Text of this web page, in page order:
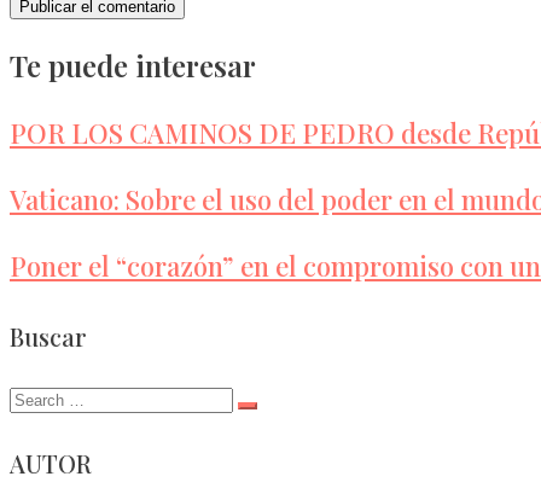
Te puede interesar
POR LOS CAMINOS DE PEDRO desde
Vaticano: Sobre el uso del poder en el
Poner el “corazón” en el compromiso con
Buscar
Search
AUTOR